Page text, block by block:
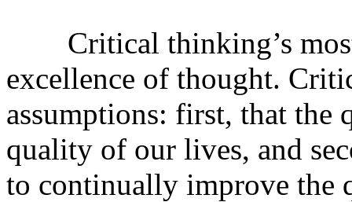
Critical thinking’s most
excellence of thought.
assumptions: first, that
quality of our lives, and
to continually improve the